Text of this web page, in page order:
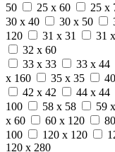
50
25 x 60 25 x
30 x 40
30 x 50
120
31 x 31 31
32 x 60
33 x 33
33 x 44
x 160
35 x 35
42 x 42
44 x 44
100
58 x 58 59
x 60
60 x 120
100
120 x 120
120 x 280